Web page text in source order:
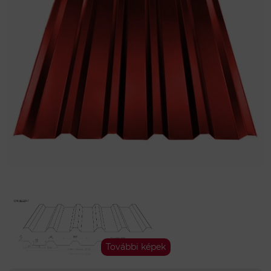
További képek
Ha kézben szeretné tartani a színt és élőben is
E festett acél alapanyagból készült KTR 35/207/
Minőség: I. osztály
Gyártó: KÁLLÓ-fém
Antikondenzált FILC nem
RAL 3011 - meggypiros